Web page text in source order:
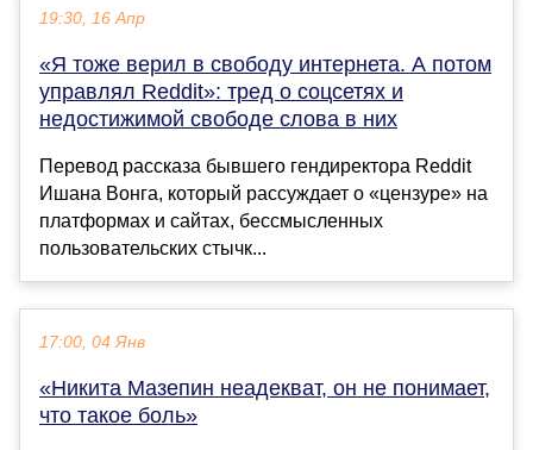
19:30, 16 Апр
«Я тоже верил в свободу интернета. А потом
управлял Reddit»: тред о соцсетях и
недостижимой свободе слова в них
Перевод рассказа бывшего гендиректора Reddit
Ишана Вонга, который рассуждает о «цензуре» на
платформах и сайтах, бессмысленных
пользовательских стычк...
17:00, 04 Янв
«Никита Мазепин неадекват, он не понимает,
что такое боль»